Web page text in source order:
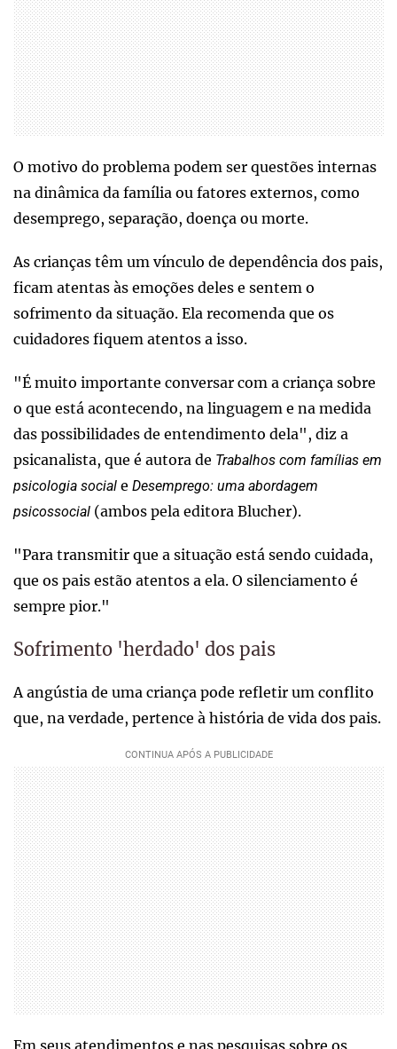
O motivo do problema podem ser questões internas
na dinâmica da família ou fatores externos, como
desemprego, separação, doença ou morte.
As crianças têm um vínculo de dependência dos pais,
ficam atentas às emoções deles e sentem o
sofrimento da situação. Ela recomenda que os
cuidadores fiquem atentos a isso.
"É muito importante conversar com a criança sobre
o que está acontecendo, na linguagem e na medida
das possibilidades de entendimento dela", diz a
psicanalista, que é autora de Trabalhos com famílias em
psicologia social e Desemprego: uma abordagem
psicossocial (ambos pela editora Blucher).
"Para transmitir que a situação está sendo cuidada,
que os pais estão atentos a ela. O silenciamento é
sempre pior."
Sofrimento 'herdado' dos pais
A angústia de uma criança pode refletir um conflito
que, na verdade, pertence à história de vida dos pais.